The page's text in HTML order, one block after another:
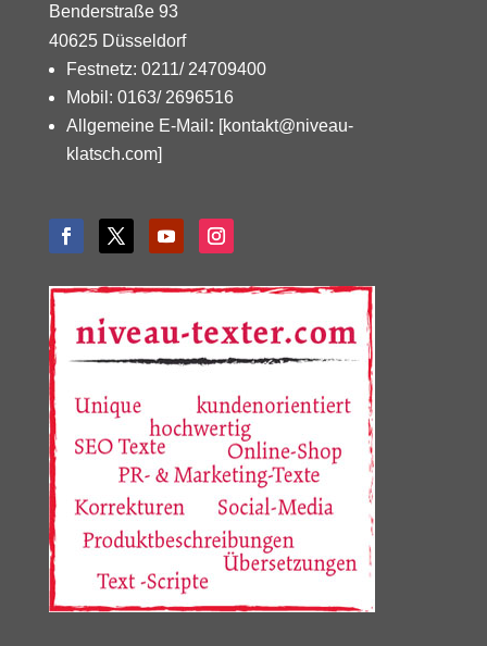
Benderstraße 93
40625 Düsseldorf
Festnetz: 0211/ 24709400
Mobil: 0163/ 2696516
Allgemeine E-Mail : [kontakt@niveau-
klatsch.com]